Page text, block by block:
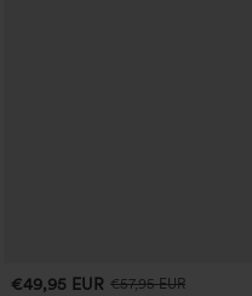
€49,95 EUR €57,95 EUR